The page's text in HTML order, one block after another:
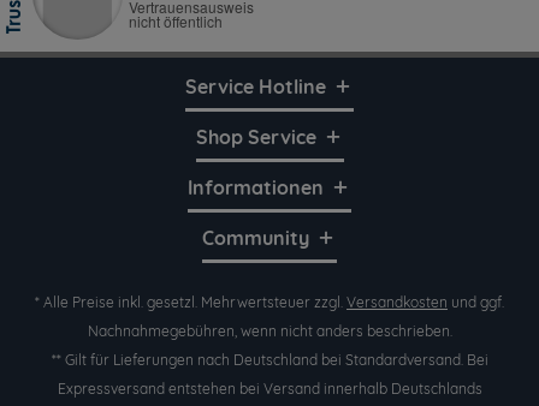
Service Hotline
Shop Service
Informationen
Community
* Alle Preise inkl. gesetzl. Mehrwertsteuer zzgl. Versandkosten und ggf.
Nachnahmegebühren, wenn nicht anders beschrieben.
** Gilt für Lieferungen nach Deutschland bei Standardversand. Bei
Expressversand entstehen bei Versand innerhalb Deutschlands